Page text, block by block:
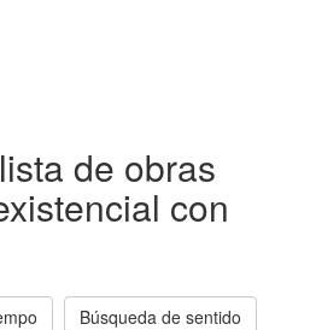
de obras
con
Búsqueda de sentido